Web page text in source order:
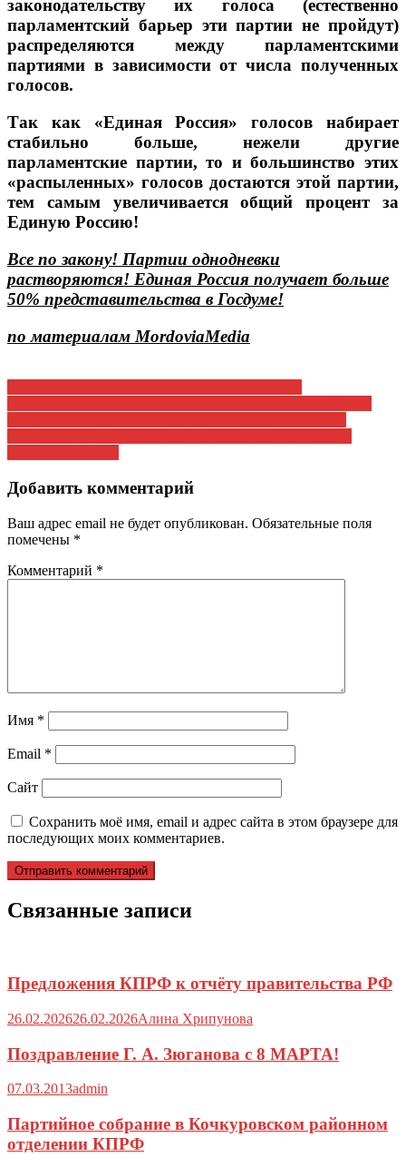
законодательству их голоса (естественно
парламентский барьер эти партии не пройдут)
распределяются между парламентскими
партиями в зависимости от числа полученных
голосов.
Так как «Единая Россия» голосов набирает
стабильно больше, нежели другие
парламентские партии, то и большинство этих
«распыленных» голосов достаются этой партии,
тем самым увеличивается общий процент за
Единую Россию!
Все по закону! Партии однодневки
растворяются! Единая Россия получает больше
50% представительства в Госдуме!
по материалам MordoviaMedia
Навигация
по
записям
Добавить комментарий
Ваш адрес email не будет опубликован. Обязательные поля
помечены *
Комментарий *
Имя *
Email *
Сайт
Сохранить моё имя, email и адрес сайта в этом браузере для
последующих моих комментариев.
Связанные записи
Предложения КПРФ к отчёту правительства РФ
26.02.202626.02.2026Алина Хрипунова
Поздравление Г. А. Зюганова с 8 МАРТА!
07.03.2013admin
Партийное собрание в Кочкуровском районном
отделении КПРФ